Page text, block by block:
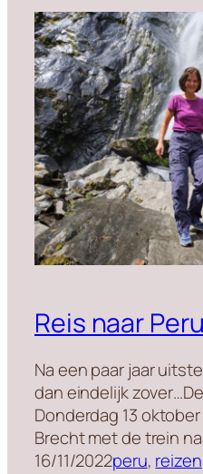
Reis naar Peru
Na een paar jaar
dan eindelijk
Donderdag 13
Brecht met de trein
16/11/2022peru, reizen